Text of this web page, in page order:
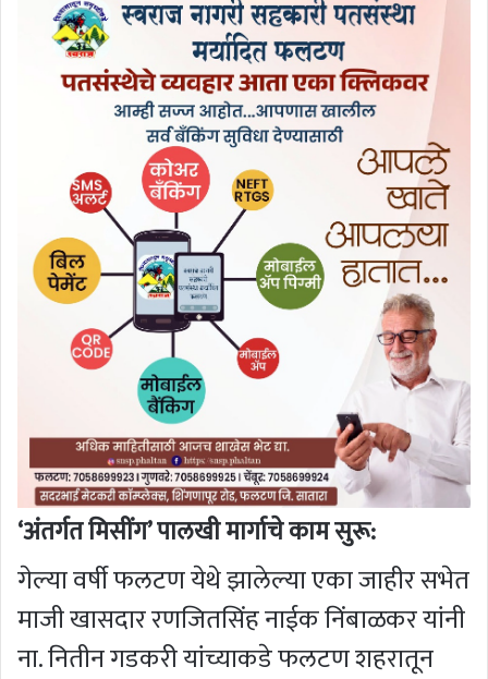
‘अंतर्गत मिसींग’ पालखी मार्गाचे काम सुरू:
गेल्या वर्षी फलटण येथे झालेल्या एका जाहीर सभेत
माजी खासदार रणजितसिंह नाईक निंबाळकर यांनी
ना. नितीन गडकरी यांच्याकडे फलटण शहरातून